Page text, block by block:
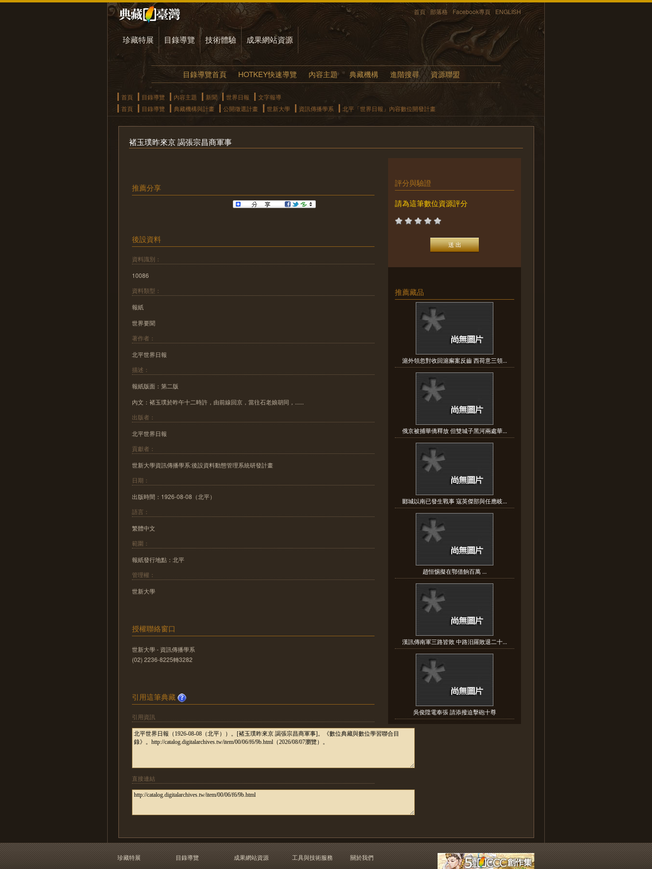
首頁 部落格 Facebook專頁 ENGLISH
珍藏特展 目錄導覽 技術體驗 成果網站資源
目錄導覽首頁 HOTKEY快速導覽 內容主題 典藏機構 進階搜尋 資源聯盟
首頁 目錄導覽 內容主題 新聞 世界日報
文字報導
首頁
目錄導覽 典藏機構與計畫 公開徵選計畫 世新大學 資訊傳播學系 北平「世界日報」內容數位開發計畫
褚玉璞昨來京 謁張宗昌商軍事
推薦分享
後設資料
資料識別：
10086
資料類型：
報紙
世界要聞
著作者：
北平世界日報
描述：
報紙版面：第二版
內文：褚玉璞於昨午十二時許，由前線回京，當往石老娘胡同，......
出版者：
北平世界日報
貢獻者：
世新大學資訊傳播學系:後設資料動態管理系統研發計畫
日期：
出版時間：1926-08-08（北平）
語言：
繁體中文
範圍：
報紙發行地點：北平
管理權：
世新大學
授權聯絡窗口
世新大學 - 資訊傳播學系
(02) 2236-8225轉3282
引用這筆典藏
引用資訊
直接連結
評分與驗證
請為這筆數位資源評分
推薦藏品
滬外領忽對收回滬廨案反齒 西荷意三領...
俄京被捕華僑釋放 但雙城子黑河兩處華...
郾城以南已發生戰事 寇英傑部與任應岐...
趙恒惕擬在鄂借餉百萬 ...
漢訊傳南軍三路皆敗 中路汨羅敗退二十...
吳俊陞電奉張 請添撥迫擊砲十尊
珍藏特展 目錄導覽 成果網站資源 工具與技術服務 關於我們